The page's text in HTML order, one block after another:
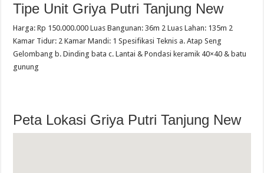
Tipe Unit Griya Putri Tanjung New
Harga: Rp 150.000.000 Luas Bangunan: 36m 2 Luas Lahan: 135m 2
Kamar Tidur: 2 Kamar Mandi: 1 Spesifikasi Teknis a. Atap Seng
Gelombang b. Dinding bata c. Lantai & Pondasi keramik 40×40 & batu
gunung
Peta Lokasi Griya Putri Tanjung New